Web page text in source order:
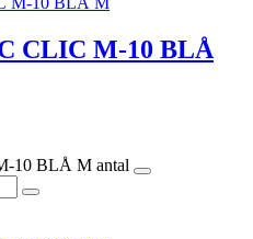
CLIC M-10 BLÅ
10 BLÅ M antal